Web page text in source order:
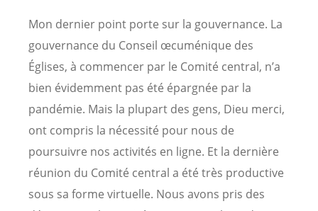
Mon dernier point porte sur la gouvernance. La
gouvernance du Conseil œcuménique des
Églises, à commencer par le Comité central, n’a
bien évidemment pas été épargnée par la
pandémie. Mais la plupart des gens, Dieu merci,
ont compris la nécessité pour nous de
poursuivre nos activités en ligne. Et la dernière
réunion du Comité central a été très productive
sous sa forme virtuelle. Nous avons pris des